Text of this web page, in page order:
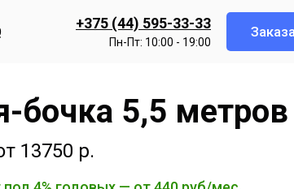
+375 (44) 595-33-33
Пн-Пт: 10:00 - 19:00
бочка 5,5 метров
13750 р.